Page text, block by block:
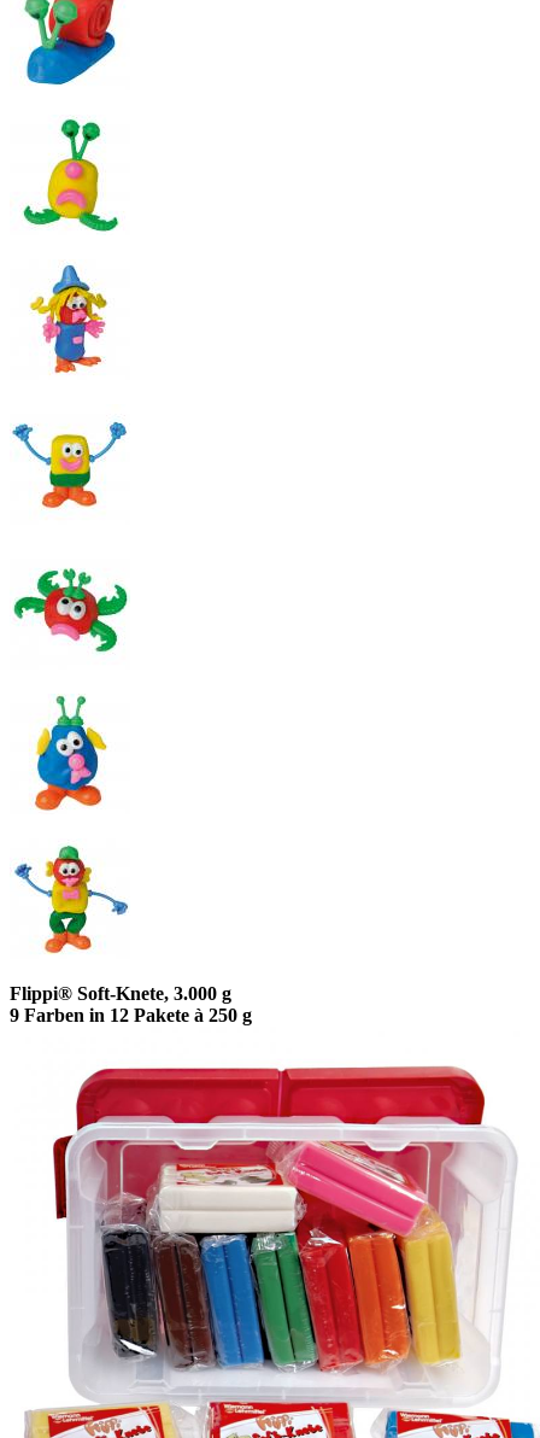
Flippi® Soft-Knete, 3.000 g
9 Farben in 12 Pakete à 250 g